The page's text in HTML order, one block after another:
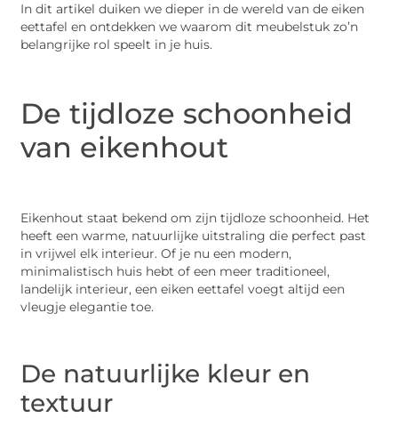
In dit artikel duiken we dieper in de wereld van de eiken
eettafel en ontdekken we waarom dit meubelstuk zo’n
belangrijke rol speelt in je huis.
De tijdloze schoonheid
van eikenhout
Eikenhout staat bekend om zijn tijdloze schoonheid. Het
heeft een warme, natuurlijke uitstraling die perfect past
in vrijwel elk interieur. Of je nu een modern,
minimalistisch huis hebt of een meer traditioneel,
landelijk interieur, een eiken eettafel voegt altijd een
vleugje elegantie toe.
De natuurlijke kleur en
textuur